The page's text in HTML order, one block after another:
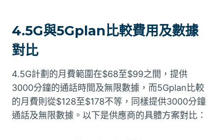
4.5G與5Gplan比較費用及數據
對比
4.5G計劃的月費範圍在$68至$99之間，提供
3000分鐘的通話時間及無限數據，而5Gplan比較
的月費則從$128至$178不等，同樣提供3000分鐘
通話及無限數據。以下是供應商的具體方案對比：